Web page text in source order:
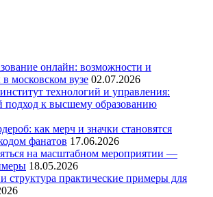
онлайн: возможности и
московском вузе 02.07.2026
технологий и управления:
подход к высшему образованию
как мерч и значки становятся
фанатов 17.06.2026
на масштабном мероприятии —
18.05.2026
структура практические примеры для